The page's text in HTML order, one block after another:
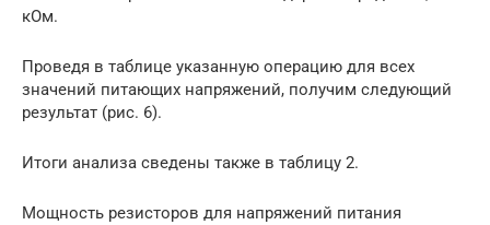
кОм.
Проведя в таблице указанную операцию для всех
значений питающих напряжений, получим следующий
результат (рис. 6).
Итоги анализа сведены также в таблицу 2.
Мощность резисторов для напряжений питания